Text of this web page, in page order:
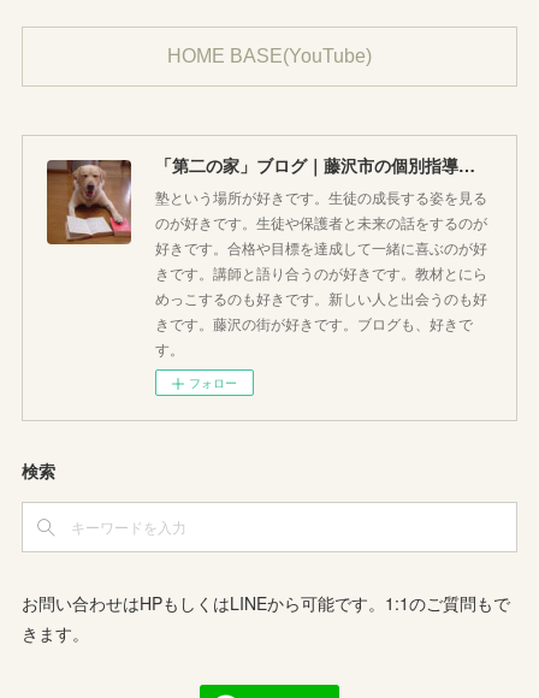
HOME BASE(YouTube)
「第二の家」ブログ｜藤沢市の個別指導塾のお話
塾という場所が好きです。生徒の成長する姿を見る
のが好きです。生徒や保護者と未来の話をするのが
好きです。合格や目標を達成して一緒に喜ぶのが好
きです。講師と語り合うのが好きです。教材とにら
めっこするのも好きです。新しい人と出会うのも好
きです。藤沢の街が好きです。ブログも、好きで
す。
フォロー
検索
お問い合わせはHPもしくはLINEから可能です。1:1のご質問もで
きます。